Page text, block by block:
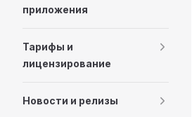
приложения
Тарифы и
лицензирование
Новости и релизы